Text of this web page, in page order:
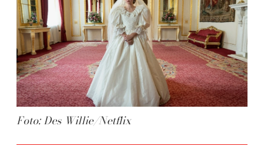
Foto: Des Willie/Netflix